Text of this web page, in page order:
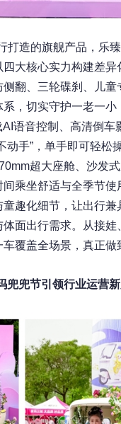
打造的旗舰产品，乐
大核心实力构建差
翻、三轮碟刹、儿
，切实守护一老一
语音控制、高清倒车
动手”，单手即可轻松
超大座舱、沙发
乘坐舒适与全季节使
趣化细节，让出行
面出行需求。从接
覆盖全场景，真正做
兜兜节引领行业运营